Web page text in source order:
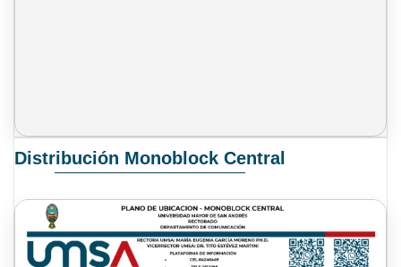
Distribución Monoblock Central